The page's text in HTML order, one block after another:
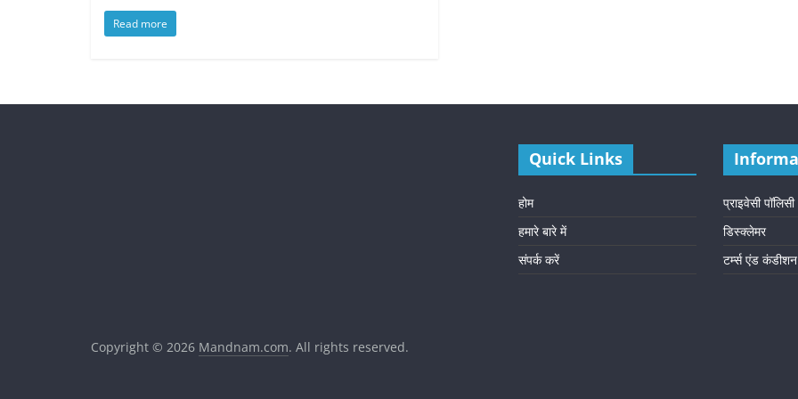
Read more
Quick Links
होम
हमारे बारे में
संपर्क करें
प्राइवेसी पॉलिसी
डिस्क्लेमर
टर्म्स एंड कंडीशन
Copyright © 2026 Mandnam.com. All rights reserved.